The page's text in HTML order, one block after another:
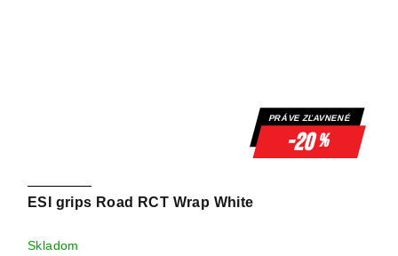
PRÁVE ZĽAVNENÉ
-20%
ESI grips Road RCT Wrap White
Skladom